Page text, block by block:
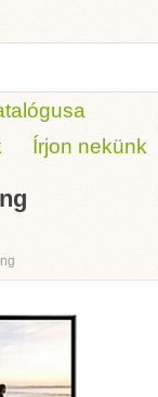
Írjon nekünk